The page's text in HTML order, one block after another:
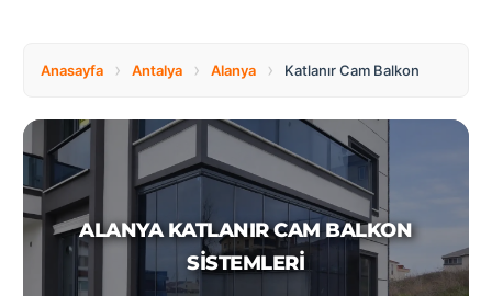
Anasayfa › Antalya › Alanya › Katlanır Cam Balkon
ALANYA KATLANIR CAM BALKON
SISTEMLERI
Bulgaria
Canada
Czech
Republic
Netherlands
Poland
Romania